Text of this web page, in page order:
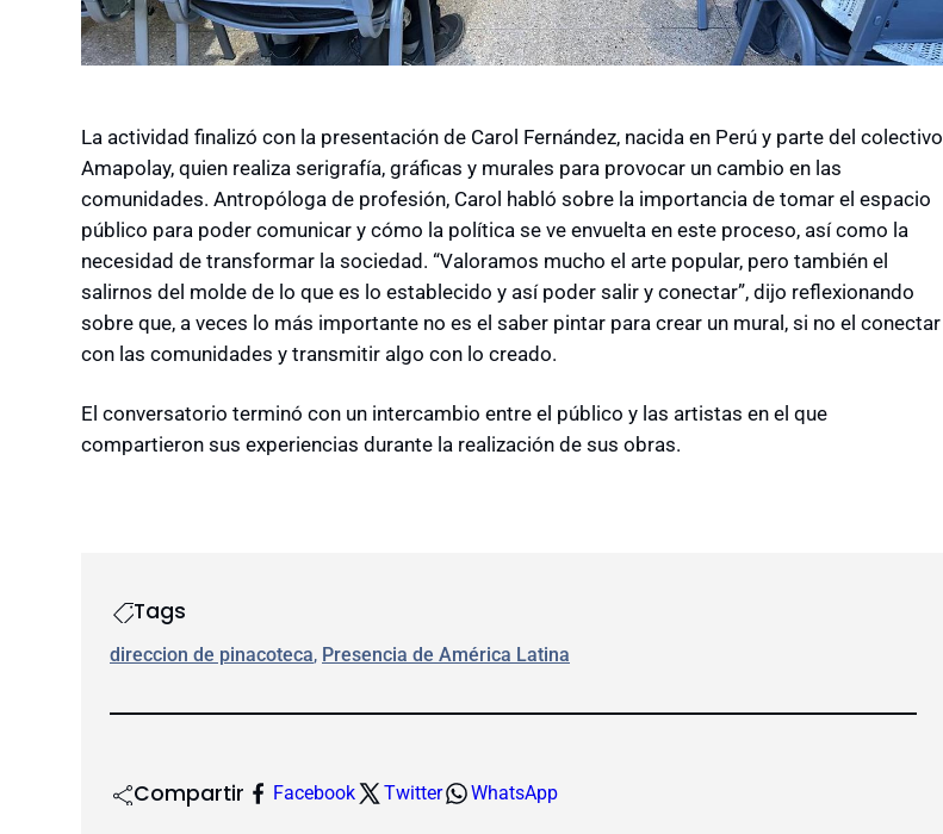
La actividad finalizó con la presentación de Carol Fernández, nacida en Perú y parte del colectivo
Amapolay, quien realiza serigrafía, gráficas y murales para provocar un cambio en las
comunidades. Antropóloga de profesión, Carol habló sobre la importancia de tomar el espacio
público para poder comunicar y cómo la política se ve envuelta en este proceso, así como la
necesidad de transformar la sociedad. “Valoramos mucho el arte popular, pero también el
salirnos del molde de lo que es lo establecido y así poder salir y conectar”, dijo reflexionando
sobre que, a veces lo más importante no es el saber pintar para crear un mural, si no el conectar
con las comunidades y transmitir algo con lo creado.
El conversatorio terminó con un intercambio entre el público y las artistas en el que
compartieron sus experiencias durante la realización de sus obras.
Tags
direccion de pinacoteca, Presencia de América Latina
Compartir Facebook Twitter WhatsApp